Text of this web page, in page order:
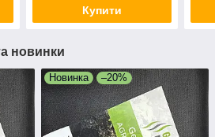
Купити
новинки
Новинка –20%